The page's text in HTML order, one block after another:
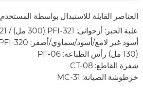
العناصر القابلة للاستبدال بواسطة المستخدم
(130 مل) رأس الطباعة: PF-06
شفرة القاطع: CT-08
خرطوشة الصيانة: MC-31